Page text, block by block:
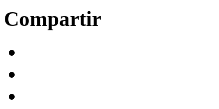
Compartir